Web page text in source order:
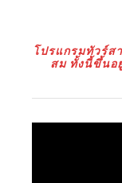
โปรแกรมทัวร์ส
สม ทั้งนี้ขึ้นอ